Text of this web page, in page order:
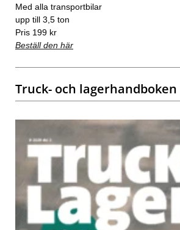
Med alla transportbilar
upp till 3,5 ton
Pris 199 kr
Beställ den här
Truck- och lagerhandboken